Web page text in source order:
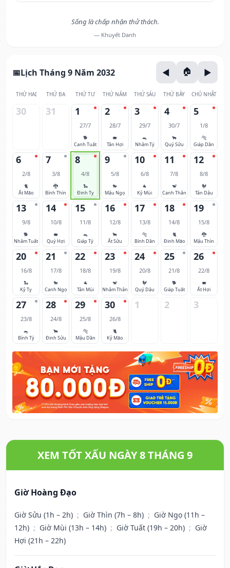
Sống là chấp nhận thử thách.
— Khuyết Danh
Lịch Tháng 9 Năm 2032
THỨ HAI THỨ BA THỨ TƯ THỨ NĂM THỨ SÁU THỨ BẢY CHỦ NHẬT
30 31 1
27/7
🐕
Canh Tuất
2
28/7
🐖
Tân Hợi
3
29/7
🐀
Nhâm Tý
4
30/7
🐂
Quý Sửu
5
1/8
🐅
Giáp Dần
6
2/8
🐈
Ất Mão
7
3/8
🐉
Bính Thìn
8
4/8
🐍
Đinh Tỵ
9
5/8
🐎
Mậu Ngọ
10
6/8
🐐
Kỷ Mùi
11
7/8
🐒
Canh Thân
12
8/8
🐓
Tân Dậu
13
9/8
🐕
Nhâm Tuất
14
10/8
🐖
Quý Hợi
15
11/8
🐀
Giáp Tý
16
12/8
🐂
Ất Sửu
17
13/8
🐅
Bính Dần
18
14/8
🐈
Đinh Mão
19
15/8
🐉
Mậu Thìn
20
16/8
🐍
Kỷ Tỵ
21
17/8
🐎
Canh Ngọ
22
18/8
🐐
Tân Mùi
23
19/8
🐒
Nhâm Thân
24
20/8
🐓
Quý Dậu
25
21/8
🐕
Giáp Tuất
26
22/8
🐖
Ất Hợi
27
23/8
🐀
Bính Tý
28
24/8
🐂
Đinh Sửu
29
25/8
🐅
Mậu Dần
30
26/8
🐈
Kỷ Mão
1 2 3
XEM TỐT XẤU NGÀY 8 THÁNG 9
Giờ Hoàng Đạo
Giờ Sửu (1h – 2h) ; Giờ Thìn (7h – 8h) ; Giờ Ngọ (11h –
12h) ; Giờ Mùi (13h – 14h) ; Giờ Tuất (19h – 20h) ; Giờ
Hợi (21h – 22h)